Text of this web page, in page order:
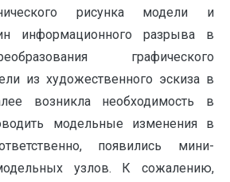
рисунка модели и
информационного разрыва в
графического
из художественного эскиза в
возникла необходимость в
модельные изменения в
появились мини-
узлов. К сожалению,